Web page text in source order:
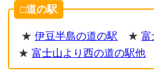
□道の駅
★伊豆半島の道の駅 ★富
★富士山より西の道の駅他